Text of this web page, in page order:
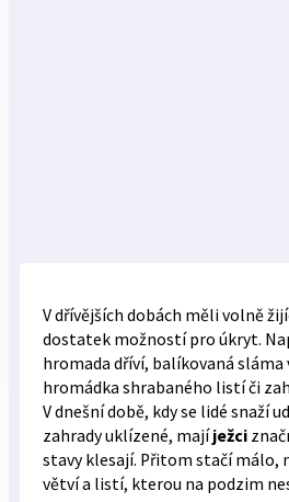
V dřívějších dobách měli volně
dostatek možností pro úkryt.
hromada dříví, balíkovaná sláma
hromádka shrabaného listí či
V dnešní době, kdy se lidé snaží
zahrady uklízené, majíježci
stavy klesají. Přitom stačí málo,
větví a listí, kterou na podzim